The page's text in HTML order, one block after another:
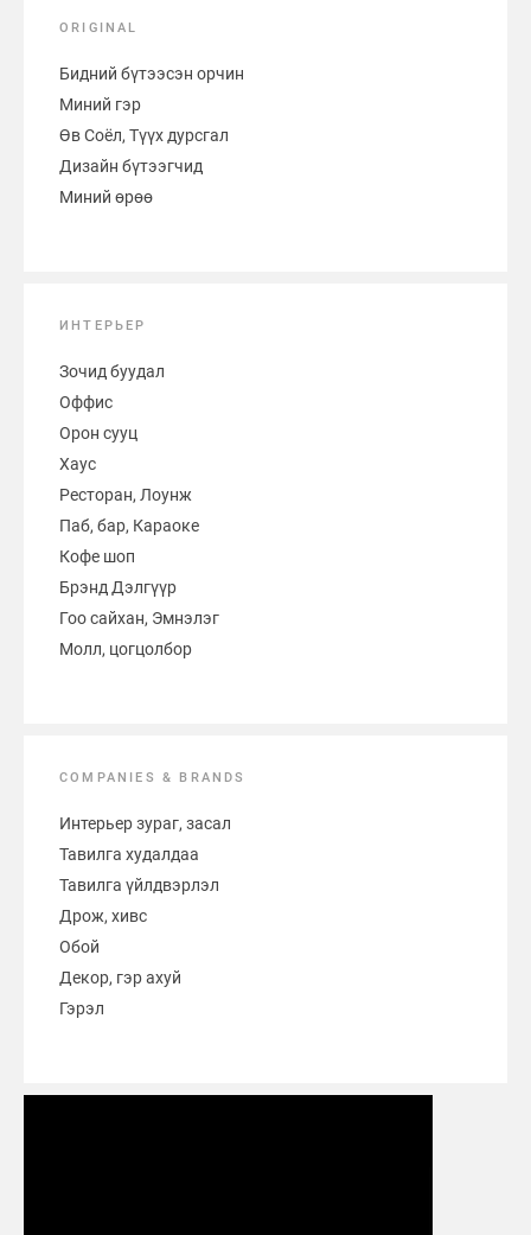
ORIGINAL
Бидний бүтээсэн орчин
Миний гэр
Өв Соёл, Түүх дурсгал
Дизайн бүтээгчид
Миний өрөө
ИНТЕРЬЕР
Зочид буудал
Оффис
Орон сууц
Хаус
Ресторан, Лоунж
Паб, бар, Караоке
Кофе шоп
Брэнд Дэлгүүр
Гоо сайхан, Эмнэлэг
Молл, цогцолбор
COMPANIES & BRANDS
Интерьер зураг, засал
Тавилга худалдаа
Тавилга үйлдвэрлэл
Дрож, хивс
Обой
Декор, гэр ахуй
Гэрэл